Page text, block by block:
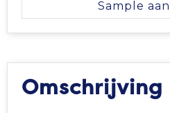
Tablettassen
Toilettassen
Waterbestendige tassen
Sample
Omschrijving